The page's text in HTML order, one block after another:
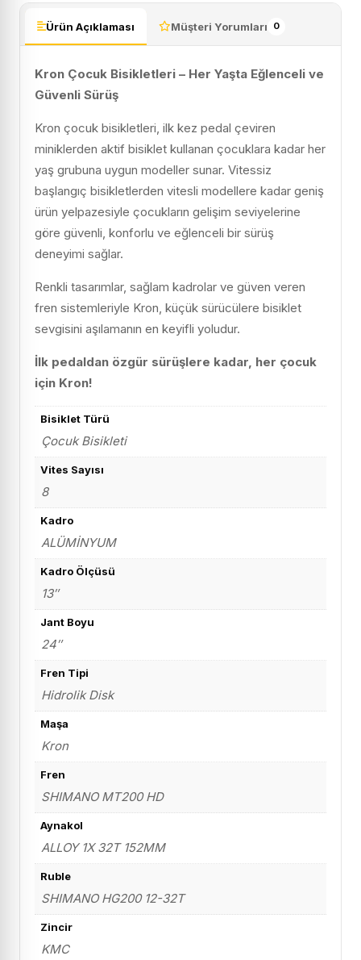
Ürün Açıklaması Müşteri Yorumları 0
Kron Çocuk Bisikletleri – Her Yaşta Eğlenceli ve
Güvenli Sürüş
Kron çocuk bisikletleri, ilk kez pedal çeviren
miniklerden aktif bisiklet kullanan çocuklara kadar her
yaş grubuna uygun modeller sunar. Vitessiz
başlangıç bisikletlerden vitesli modellere kadar geniş
ürün yelpazesiyle çocukların gelişim seviyelerine
göre güvenli, konforlu ve eğlenceli bir sürüş
deneyimi sağlar.
Renkli tasarımlar, sağlam kadrolar ve güven veren
fren sistemleriyle Kron, küçük sürücülere bisiklet
sevgisini aşılamanın en keyifli yoludur.
İlk pedaldan özgür sürüşlere kadar, her çocuk
için Kron!
Bisiklet Türü
Çocuk Bisikleti
Vites Sayısı
8
Kadro
ALÜMİNYUM
Kadro Ölçüsü
13″
Jant Boyu
24″
Fren Tipi
Hidrolik Disk
Maşa
Kron
Fren
SHIMANO MT200 HD
Aynakol
ALLOY 1X 32T 152MM
Ruble
SHIMANO HG200 12-32T
Zincir
KMC